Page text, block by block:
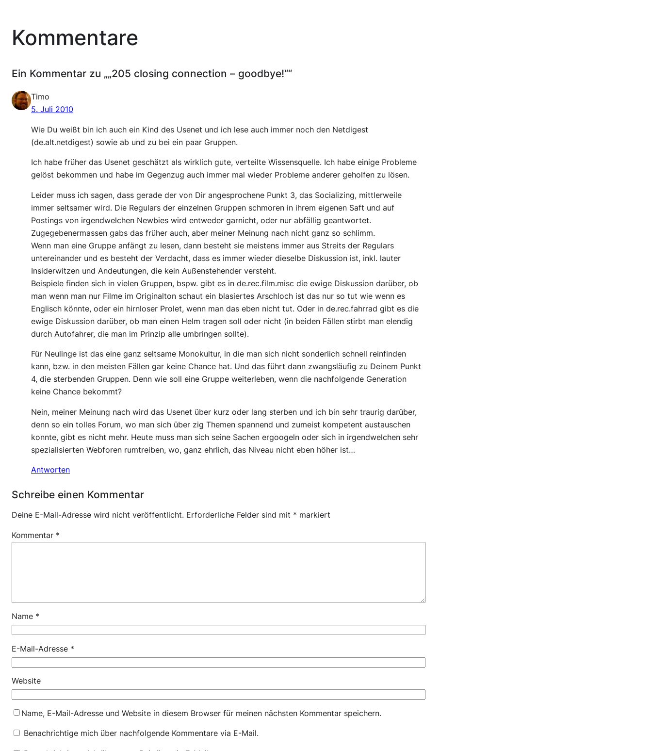
Kommentare
Ein Kommentar zu „„205 closing connection – goodbye!““
Timo
5. Juli 2010
Wie Du weißt bin ich auch ein Kind des Usenet und ich lese auch immer noch den Netdigest
(de.alt.netdigest) sowie ab und zu bei ein paar Gruppen.
Ich habe früher das Usenet geschätzt als wirklich gute, verteilte Wissensquelle. Ich habe einige Probleme
gelöst bekommen und habe im Gegenzug auch immer mal wieder Probleme anderer geholfen zu lösen.
Leider muss ich sagen, dass gerade der von Dir angesprochene Punkt 3, das Socializing, mittlerweile
immer seltsamer wird. Die Regulars der einzelnen Gruppen schmoren in ihrem eigenen Saft und auf
Postings von irgendwelchen Newbies wird entweder garnicht, oder nur abfällig geantwortet.
Zugegebenermassen gabs das früher auch, aber meiner Meinung nach nicht ganz so schlimm.
Wenn man eine Gruppe anfängt zu lesen, dann besteht sie meistens immer aus Streits der Regulars
untereinander und es besteht der Verdacht, dass es immer wieder dieselbe Diskussion ist, inkl. lauter
Insiderwitzen und Andeutungen, die kein Außenstehender versteht.
Beispiele finden sich in vielen Gruppen, bspw. gibt es in de.rec.film.misc die ewige Diskussion darüber, ob
man wenn man nur Filme im Originalton schaut ein blasiertes Arschloch ist das nur so tut wie wenn es
Englisch könnte, oder ein hirnloser Prolet, wenn man das eben nicht tut. Oder in de.rec.fahrrad gibt es die
ewige Diskussion darüber, ob man einen Helm tragen soll oder nicht (in beiden Fällen stirbt man elendig
durch Autofahrer, die man im Prinzip alle umbringen sollte).
Für Neulinge ist das eine ganz seltsame Monokultur, in die man sich nicht sonderlich schnell reinfinden
kann, bzw. in den meisten Fällen gar keine Chance hat. Und das führt dann zwangsläufig zu Deinem Punkt
4, die sterbenden Gruppen. Denn wie soll eine Gruppe weiterleben, wenn die nachfolgende Generation
keine Chance bekommt?
Nein, meiner Meinung nach wird das Usenet über kurz oder lang sterben und ich bin sehr traurig darüber,
denn so ein tolles Forum, wo man sich über zig Themen spannend und zumeist kompetent austauschen
konnte, gibt es nicht mehr. Heute muss man sich seine Sachen ergoogeln oder sich in irgendwelchen sehr
spezialisierten Webforen rumtreiben, wo, ganz ehrlich, das Niveau nicht eben höher ist…
Antworten
Schreibe einen Kommentar
Deine E-Mail-Adresse wird nicht veröffentlicht. Erforderliche Felder sind mit * markiert
Kommentar *
Name *
E-Mail-Adresse *
Website
Name, E-Mail-Adresse und Website in diesem Browser für meinen nächsten Kommentar speichern.
Benachrichtige mich über nachfolgende Kommentare via E-Mail.